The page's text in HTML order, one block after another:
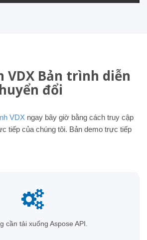
VDX Bản trình diễn
đổi
VDX ngay bây giờ bằng cách truy cập
tiếp của chúng tôi. Bản demo trực tiếp
cần tải xuống Aspose API.